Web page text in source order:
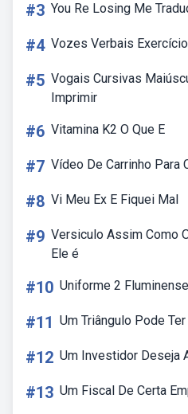
#3 You Re Losing Me
#4 Vozes Verbais
#5 Vogais Cursivas
Imprimir
#6 Vitamina K2 O Que E
#7 Vídeo De Carrinho Para
#8 Vi Meu Ex E Fiquei Mal
#9 Versiculo Assim Como
Ele é
#10 Uniforme 2
#11 Um Triângulo Pode
#12 Um Investidor Deseja
#13 Um Fiscal De Certa